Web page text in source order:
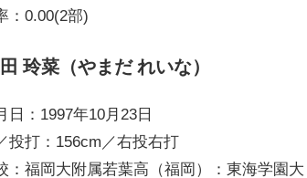
：0.00(2部)
玲菜（やまだ れいな）
日：1997年10月23日
投打：156cm／右投右打
：福岡大附属若葉高（福岡）：東海学園大